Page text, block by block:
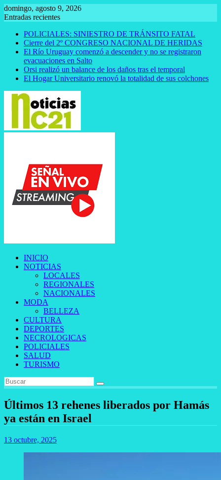
Saltar
al
domingo, agosto 9, 2026
Entradas recientes
POLICIALES: SINIESTRO DE TRÁNSITO FATAL
Cierre del 2º CONGRESO NACIONAL DE HERIDAS
El Río Uruguay comenzó a descender y no se registraron
evacuaciones en Salto
Orsi realizó un balance de los daños tras el temporal
El Hogar Universitario renovó la totalidad de sus colchones
INICIO
NOTICIAS
LOCALES
REGIONALES
NACIONALES
MODA
BELLEZA
CULTURA
DEPORTES
NECROLOGICAS
POLICIALES
SALUD
TURISMO
Últimos 13 rehenes liberados por Hamás
ya están en Israel
13 octubre, 2025